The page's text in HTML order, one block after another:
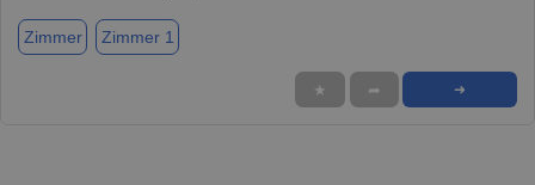
Zimmer Zimmer 1
★ ➦ ➜